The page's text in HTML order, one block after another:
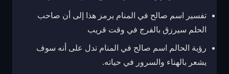
تفسير اسم صالح في المنام يرمز هذا إلى أن صاحب
الحلم سيرزق بالفرج في وقت قريب
رؤية الحالم اسم صالح في المنام تدل على أنه سوف
يشعر بالهناء والسرور في حياته.